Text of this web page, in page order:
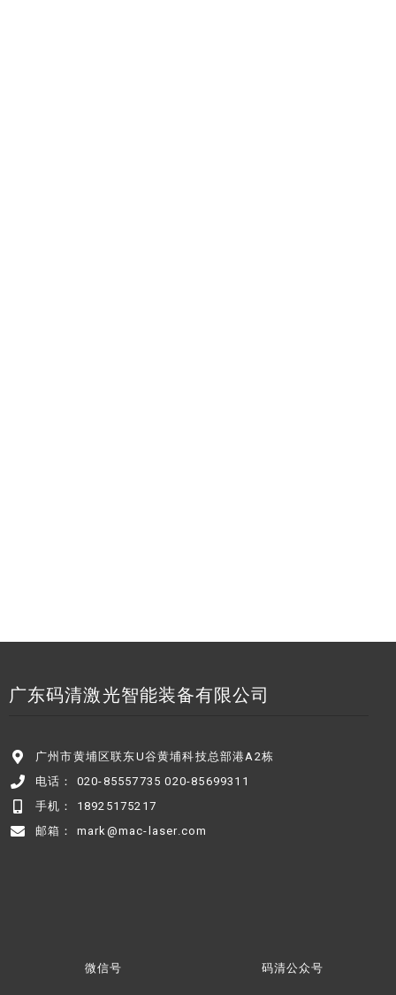
广东码清激光智能装备有限公司
广州市黄埔区联东U谷黄埔科技总部港A2栋
电话： 020-85557735 020-85699311
手机： 18925175217
邮箱： mark@mac-laser.com
微信号 码清公众号